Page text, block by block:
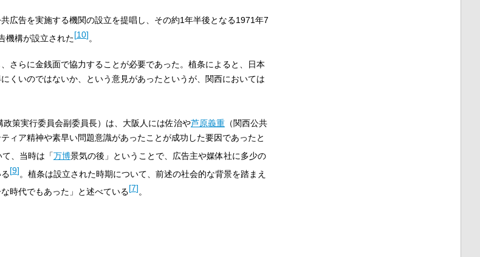
広告を実施する機関の設立を提唱し、その約1年半後となる1971年7
機構が設立された[10]。
さらに金銭面で協力することが必要であった。植条によると、日本
くいのではないか、という意見があったというが、関西においては
策実行委員会副委員長）は、大阪人には佐治や芦原義重（関西公共
ィア精神や素早い問題意識があったことが成功した要因であったと
、当時は「万博景気の後」ということで、広告主や媒体社に多少の
[9]。植条は設立された時期について、前述の社会的な背景を踏まえ
時代でもあった」と述べている[7]。